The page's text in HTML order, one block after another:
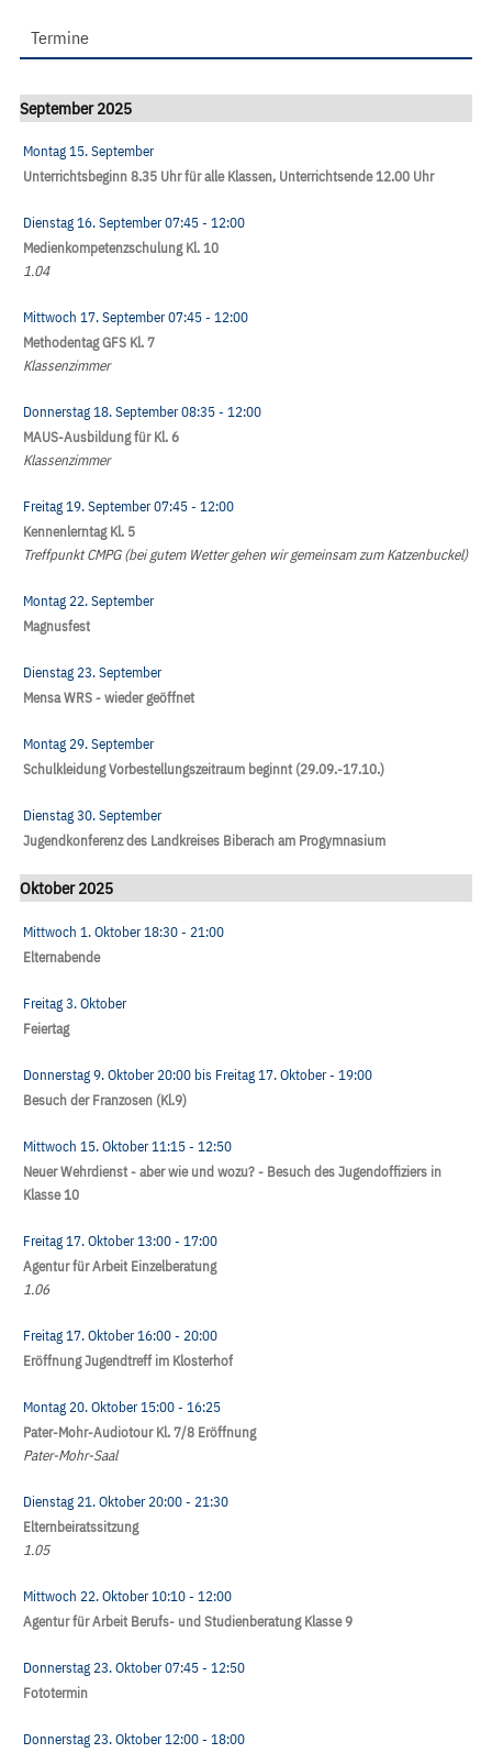
Termine
September 2025
Montag 15. September
Unterrichtsbeginn 8.35 Uhr für alle Klassen, Unterrichtsende 12.00 Uhr
Dienstag 16. September07:45- 12:00
Medienkompetenzschulung Kl. 10
1.04
Mittwoch 17. September07:45- 12:00
Methodentag GFS Kl. 7
Klassenzimmer
Donnerstag 18. September08:35- 12:00
MAUS-Ausbildung für Kl. 6
Klassenzimmer
Freitag 19. September07:45- 12:00
Kennenlerntag Kl. 5
Treffpunkt CMPG (bei gutem Wetter gehen wir gemeinsam zum Katzenbuckel)
Montag 22. September
Magnusfest
Dienstag 23. September
Mensa WRS - wieder geöffnet
Montag 29. September
Schulkleidung Vorbestellungszeitraum beginnt (29.09.-17.10.)
Dienstag 30. September
Jugendkonferenz des Landkreises Biberach am Progymnasium
Oktober 2025
Mittwoch 1. Oktober18:30- 21:00
Elternabende
Freitag 3. Oktober
Feiertag
Donnerstag 9. Oktober20:00 bis Freitag 17. Oktober- 19:00
Besuch der Franzosen (Kl.9)
Mittwoch 15. Oktober11:15- 12:50
Neuer Wehrdienst - aber wie und wozu? - Besuch des Jugendoffiziers in
Klasse 10
Freitag 17. Oktober13:00- 17:00
Agentur für Arbeit Einzelberatung
1.06
Freitag 17. Oktober16:00- 20:00
Eröffnung Jugendtreff im Klosterhof
Montag 20. Oktober15:00- 16:25
Pater-Mohr-Audiotour Kl. 7/8 Eröffnung
Pater-Mohr-Saal
Dienstag 21. Oktober20:00- 21:30
Elternbeiratssitzung
1.05
Mittwoch 22. Oktober10:10- 12:00
Agentur für Arbeit Berufs- und Studienberatung Klasse 9
Donnerstag 23. Oktober07:45- 12:50
Fototermin
Donnerstag 23. Oktober12:00- 18:00